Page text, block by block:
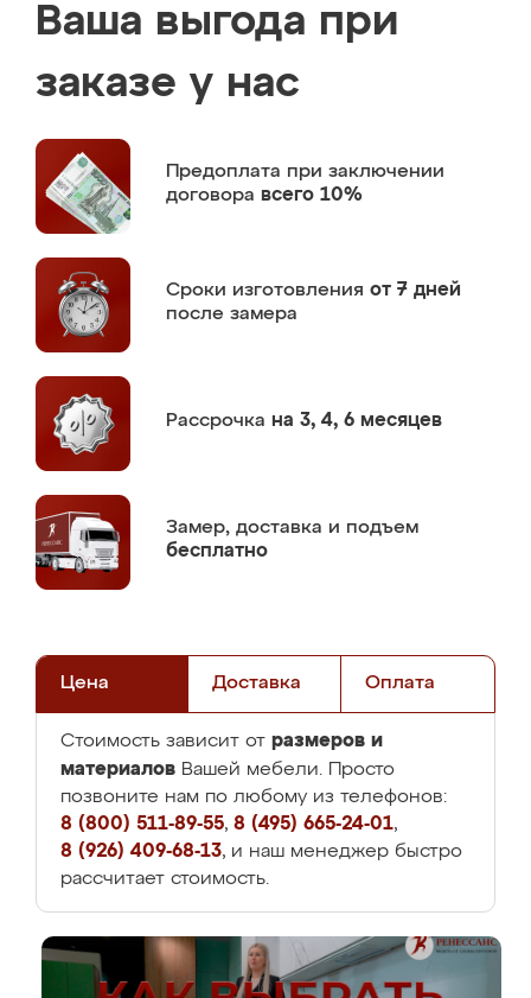
Ваша выгода при
заказе у нас
Предоплата при заключении
договора всего 10%
Сроки изготовления от 7 дней
после замера
Рассрочка на 3, 4, 6 месяцев
Замер, доставка и подъем
бесплатно
Цена Доставка Оплата
Стоимость зависит от размеров и
материалов Вашей мебели. Просто
позвоните нам по любому из телефонов:
8 (800) 511-89-55, 8 (495) 665-24-01,
8 (926) 409-68-13, и наш менеджер быстро
рассчитает стоимость.